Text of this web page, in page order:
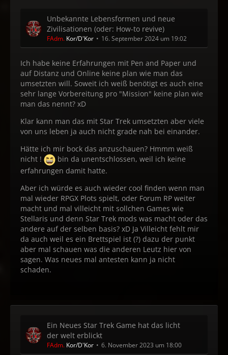
Unbekannte Lebensformen und neue
Zivilisationen (oder: How-to revive)
FAdm. Kor/D'Kor 16. September 2024 um 19:02
Ich habe keine Erfahrungen mit Pen and Paper und
auf Distanz und Online keine plan wie man das
umsetzten will. Soweit ich weiß benötigt es auch eine
sehr lange Vorbereitung pro "Mission" keine plan wie
man das nennt? xD
Klar kann man das mit Star Trek umsetzten aber viele
von uns leben ja auch nicht grade nah bei einander.
Hätte ich mir bock das anzuschauen? Hmmm weiß
nicht !
bin da unentschlossen, weil ich keine
erfahrungen damit hatte.
Aber ich würde es auch wieder cool finden wenn man
mal wieder RPGX Plots spielt, oder Forum RP weiter
macht und mal villeicht mit sollchen Games wie
Stellaris und denn Star Trek mods was macht oder das
andere auf der selben basis? xD Ja Villeicht fehlt mir
da auch weil es ein Brettspiel ist (?) dazu der punkt
aber mal schauen was die anderen Leutz hier von
sagen. Was neues mal antesten kann ja nicht
schaden.
Ein Neues Star Trek Game hat das licht
der welt erblickt
FAdm. Kor/D'Kor 6. November 2023 um 18:00